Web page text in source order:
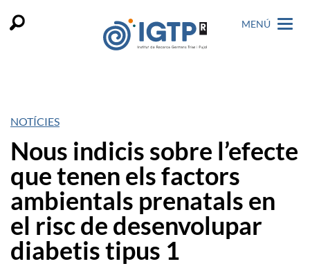
MENÚ
NOTÍCIES
Nous indicis sobre l’efecte
que tenen els factors
ambientals prenatals en
el risc de desenvolupar
diabetis tipus 1